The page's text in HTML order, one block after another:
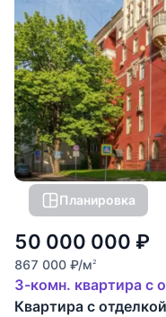
Планировка
50 000 000 ₽
867 000 ₽/м2
3-комн. квартира с
Квартира с